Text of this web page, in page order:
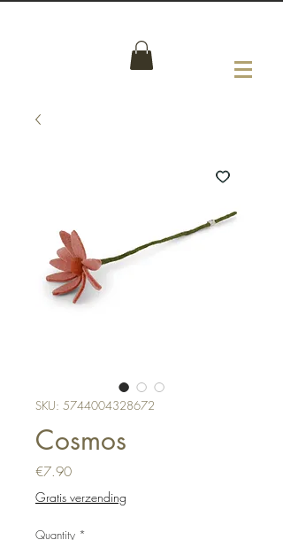
SKU: 5744004328672
Cosmos
€7.90Price
Gratis verzending
Quantity *